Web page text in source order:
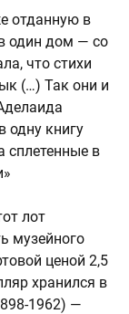
отданную в
один дом — со
что стихи
(…) Так они и
одну книгу
сплетенные в
лот
музейного
ценой 2,5
хранился в
1962) —